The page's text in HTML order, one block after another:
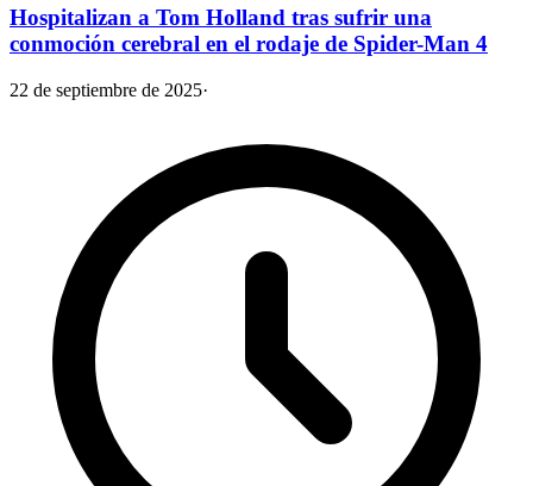
Hospitalizan a Tom Holland tras sufrir una
conmoción cerebral en el rodaje de Spider-Man 4
22 de septiembre de 2025·